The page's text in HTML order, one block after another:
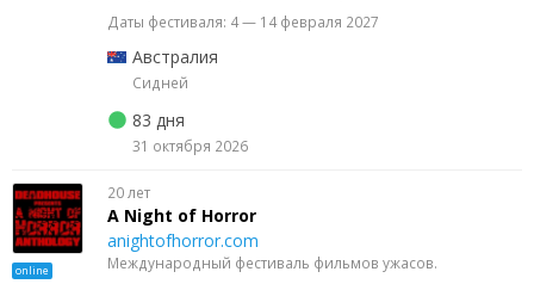
Даты фестиваля: 4 — 14 февраля 2027
Австралия
Сидней
83 дня
31 октября 2026
online
20 лет
A Night of Horror
anightofhorror.com
Международный фестиваль фильмов ужасов.